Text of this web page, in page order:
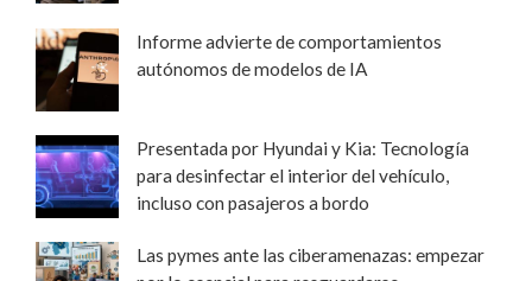
Informe advierte de comportamientos
autónomos de modelos de IA
Presentada por Hyundai y Kia: Tecnología
para desinfectar el interior del vehículo,
incluso con pasajeros a bordo
Las pymes ante las ciberamenazas: empezar